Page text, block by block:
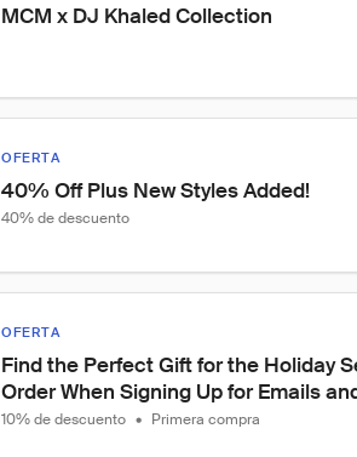
MCM x DJ Khaled Collection
OFERTA
40% Off Plus New Styles Added!
40% de descuento
OFERTA
Find the Perfect Gift for the Holiday
Order When Signing Up for Emails
10% de descuento • Primera compra